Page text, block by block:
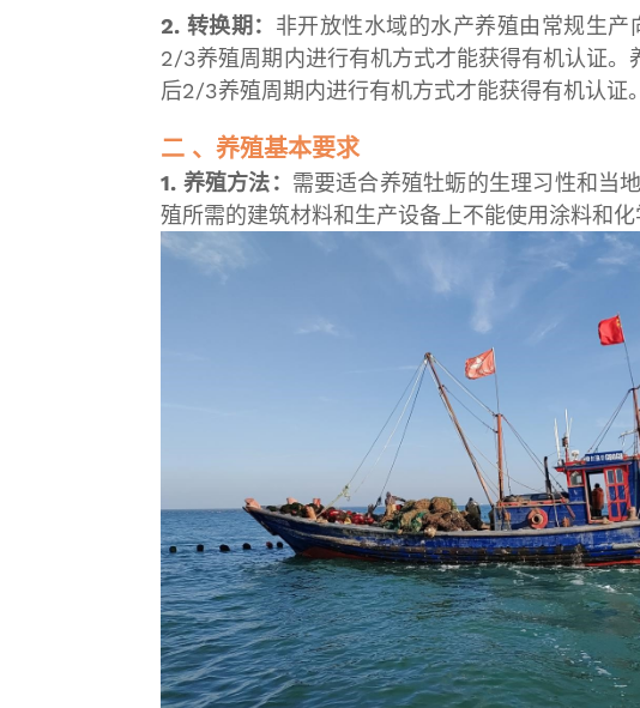
2. 转换期： 非开放性水域的水产养殖由常规生
2/3养殖周期内进行有机方式才能获得有机认证
后2/3养殖周期内进行有机方式才能获得有机认证。
二 、养殖基本要求
1. 养殖方法： 需要适合养殖牡蛎的生理习性和当
殖所需的建筑材料和生产设备上不能使用涂料和化